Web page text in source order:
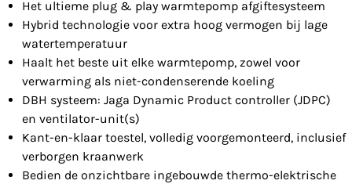
Het ultieme plug & play warmtepomp afgiftesysteem
Hybrid technologie voor extra hoog vermogen bij lage
watertemperatuur
Haalt het beste uit elke warmtepomp, zowel voor
verwarming als niet-condenserende koeling
DBH systeem: Jaga Dynamic Product controller (JDPC)
en ventilator-unit(s)
Kant-en-klaar toestel, volledig voorgemonteerd, inclusief
verborgen kraanwerk
Bedien de onzichtbare ingebouwde thermo-elektrische